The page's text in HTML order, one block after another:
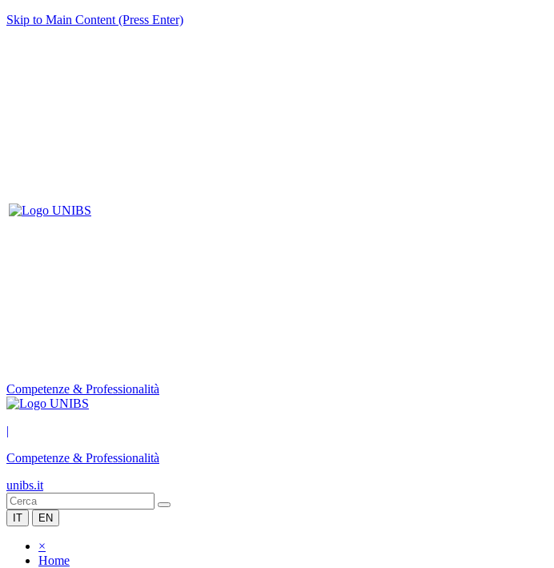
Skip to Main Content (Press Enter)
Competenze & Professionalità
|
Competenze & Professionalità
unibs.it
IT EN
×
Home